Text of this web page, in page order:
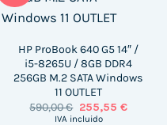
HP ProBook 640 G5 14″ /
i5-8265U / 8GB DDR4
256GB M.2 SATA Windows
11 OUTLET
590,00€ El
precio
255,55 €El
IVA incluido